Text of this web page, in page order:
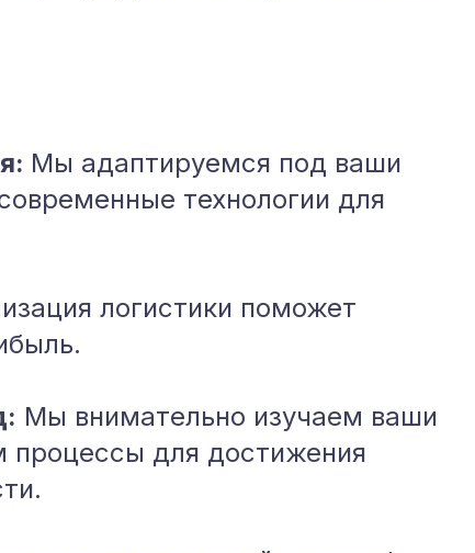
Мы адаптируемся под ваши
технологии для
логистики поможет
Мы внимательно изучаем ваши
процессы для достижения